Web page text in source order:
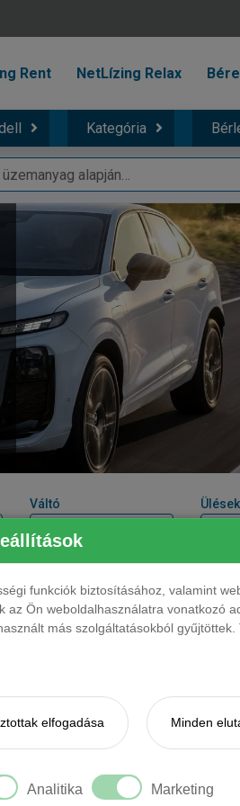
funkciók biztosításához, valamint
Ön weboldalhasználatra vonatkozó
más szolgáltatásokból
elfogadása Minden
Analitika Marketing
Rent NetLízing Relax
Kategória
Váltó
száma
benzin automata 5 fő
benzin automata 5 fő
automata
plug-in hybrid automata